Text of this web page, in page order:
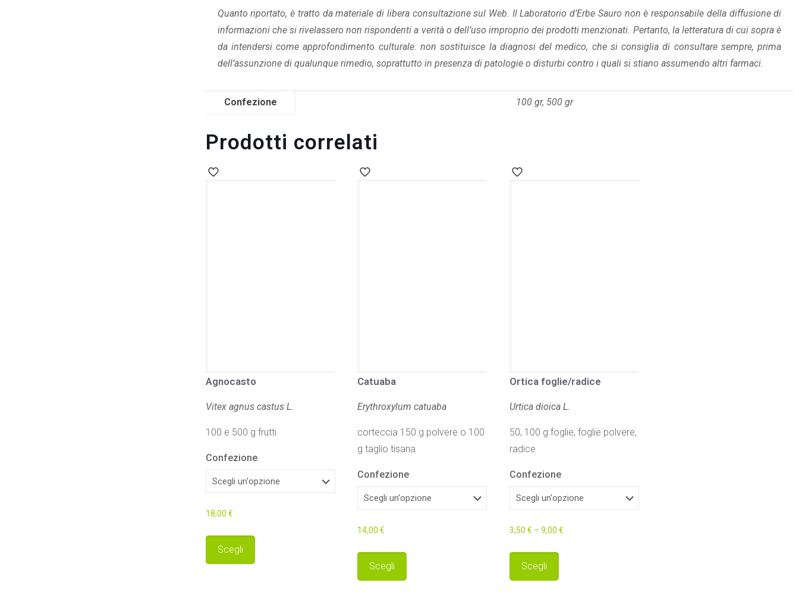
Quanto riportato, è tratto da materiale di libera consultazione sul Web. Il Laboratorio d’Erbe Sauro non è responsabile della diffusione di
informazioni che si rivelassero non rispondenti a verità o dell’uso improprio dei prodotti menzionati. Pertanto, la letteratura di cui sopra è
da intendersi come approfondimento culturale: non sostituisce la diagnosi del medico, che si consiglia di consultare sempre, prima
dell’assunzione di qualunque rimedio, soprattutto in presenza di patologie o disturbi contro i quali si stiano assumendo altri farmaci.
Confezione 100 gr, 500 gr
Prodotti correlati
Agnocasto
Vitex agnus castus L.
100 e 500 g frutti
Confezione
18,00 €
Scegli
Catuaba
Erythroxylum catuaba
corteccia 150 g polvere o 100
g taglio tisana
Confezione
14,00€
Scegli
Ortica foglie/radice
Urtica dioica L.
50, 100 g foglie, foglie polvere,
radice
Confezione
3,50 € – 9,00 €
Scegli